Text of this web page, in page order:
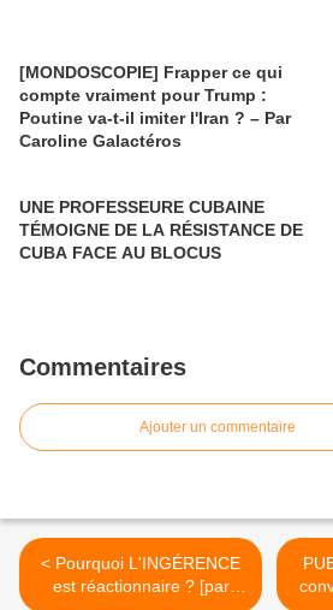
[MONDOSCOPIE] Frapper ce qui
compte vraiment pour Trump :
Poutine va-t-il imiter l'Iran ? – Par
Caroline Galactéros
UNE PROFESSEURE CUBAINE
TÉMOIGNE DE LA RÉSISTANCE DE
CUBA FACE AU BLOCUS
Commentaires
Ajouter un commentaire
< Pourquoi L'INGÉRENCE
est réactionnaire ? [par